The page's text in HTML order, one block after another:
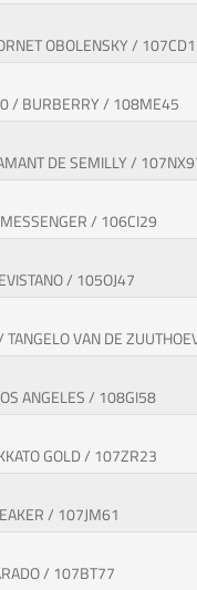
OBOLENSKY /
/ BURBERRY / 108ME45
DE SEMILLY /
/ 106CI29
/ 105OJ47
VAN DE
ANGELES / 108GI58
GOLD / 107ZR23
/ 107JM61
/ 107BT77